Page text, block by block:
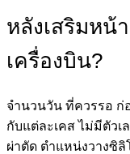
หลังเสริมหน้
เครื่องบิน?
จำนวนวัน ที่ควรรอ ก่
กับแต่ละเคส ไม่มีตัวเ
ผ่าตัด ตำแหน่งวางซิ